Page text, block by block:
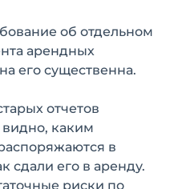
об отдельном
арендных
его существенна.
отчетов
каким
в
сдали его в аренду.
риски по